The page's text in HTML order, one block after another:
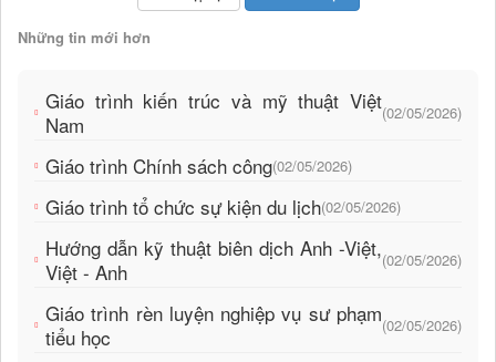
Những tin mới hơn
Giáo trình kiến trúc và mỹ thuật Việt
Nam
(02/05/2026)
Giáo trình Chính sách công(02/05/2026)
Giáo trình tổ chức sự kiện du lịch(02/05/2026)
Hướng dẫn kỹ thuật biên dịch Anh -Việt,
Việt - Anh
(02/05/2026)
Giáo trình rèn luyện nghiệp vụ sư phạm
tiểu học
(02/05/2026)